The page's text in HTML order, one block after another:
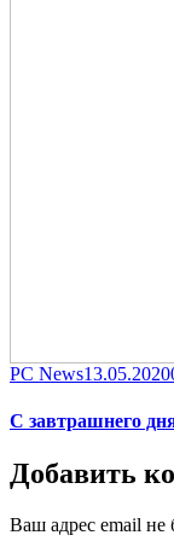
Category
PC NewsPosted
13.05.2020
С завтрашнего
Добавить
Ваш адрес email не